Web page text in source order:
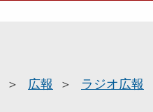
広報
ラジオ広報